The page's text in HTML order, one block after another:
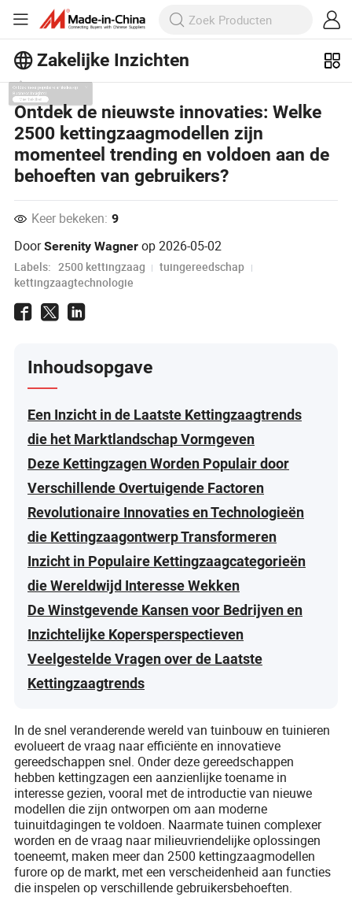
Zakelijke Inzichten
Ontdek meer populaire artikelen op
Business Insights!
Meer bekijken
Ontdek de nieuwste innovaties: Welke
2500 kettingzaagmodellen zijn
momenteel trending en voldoen aan de
behoeften van gebruikers?
Keer bekeken: 9
DoorSerenity Wagner op2026-05-02
Labels: 2500 kettingzaag
tuingereedschap
kettingzaagtechnologie
Inhoudsopgave
Een Inzicht in de Laatste Kettingzaagtrends
die het Marktlandschap Vormgeven
Deze Kettingzagen Worden Populair door
Verschillende Overtuigende Factoren
Revolutionaire Innovaties en Technologieën
die Kettingzaagontwerp Transformeren
Inzicht in Populaire Kettingzaagcategorieën
die Wereldwijd Interesse Wekken
De Winstgevende Kansen voor Bedrijven en
Inzichtelijke Kopersperspectieven
Veelgestelde Vragen over de Laatste
Kettingzaagtrends
In de snel veranderende wereld van tuinbouw en tuinieren
evolueert de vraag naar efficiënte en innovatieve
gereedschappen snel. Onder deze gereedschappen
hebben kettingzagen een aanzienlijke toename in
interesse gezien, vooral met de introductie van nieuwe
modellen die zijn ontworpen om aan moderne
tuinuitdagingen te voldoen. Naarmate tuinen complexer
worden en de vraag naar milieuvriendelijke oplossingen
toeneemt, maken meer dan 2500 kettingzaagmodellen
furore op de markt, met een verscheidenheid aan functies
die inspelen op verschillende gebruikersbehoeften.